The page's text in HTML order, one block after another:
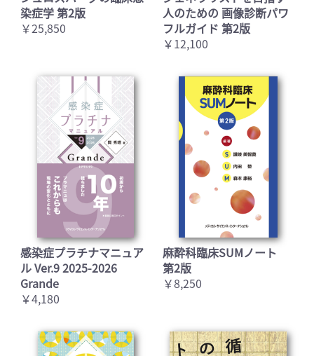
染症学 第2版
￥25,850
人のための 画像診断パワ
フルガイド 第2版
￥12,100
感染症プラチナマニュア
ル Ver.9 2025-2026
Grande
￥4,180
麻酔科臨床SUMノート
第2版
￥8,250